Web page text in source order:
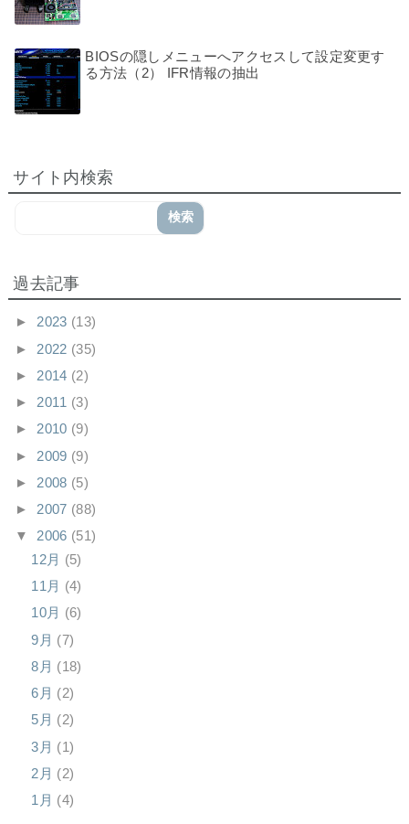
BIOSの隠しメニューへアクセスして設定変更す
る方法（2） IFR情報の抽出
サイト内検索
過去記事
►2023 (13)
► 2022 (35)
► 2014 (2)
► 2011 (3)
►2010 (9)
► 2009 (9)
► 2008 (5)
► 2007 (88)
▼2006 (51)
12月 (5)
11月 (4)
10月 (6)
9月 (7)
8月 (18)
6月 (2)
5月 (2)
3月 (1)
2月 (2)
1月 (4)